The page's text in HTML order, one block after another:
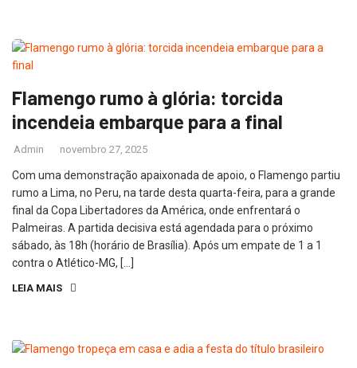
Flamengo rumo à glória: torcida
incendeia embarque para a final
Admin novembro 27, 2025
Com uma demonstração apaixonada de apoio, o Flamengo partiu
rumo a Lima, no Peru, na tarde desta quarta-feira, para a grande
final da Copa Libertadores da América, onde enfrentará o
Palmeiras. A partida decisiva está agendada para o próximo
sábado, às 18h (horário de Brasília). Após um empate de 1 a 1
contra o Atlético-MG, […]
LEIA MAIS